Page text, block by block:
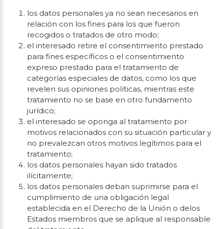
los datos personales ya no sean necesarios en
relación con los fines para los que fueron
recogidos o tratados de otro modo;
el interesado retire el consentimiento prestado
para fines específicos o el consentimiento
expreso prestado para el tratamiento de
categorías especiales de datos, como los que
revelen sus opiniones políticas, mientras este
tratamiento no se base en otro fundamento
jurídico;
el interesado se oponga al tratamiento por
motivos relacionados con su situación particular y
no prevalezcan otros motivos legítimos para el
tratamiento;
los datos personales hayan sido tratados
ilícitamente;
los datos personales deban suprimirse para el
cumplimiento de una obligación legal
establecida en el Derecho de la Unión o delos
Estados miembros que se aplique al responsable